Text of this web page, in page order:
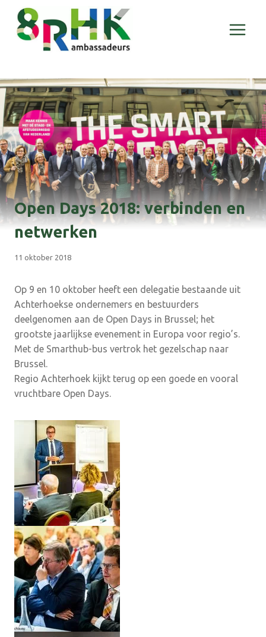
Doorgaan
naar
inhoud
Open Days 2018: verbinden en
netwerken
11 oktober 2018
Op 9 en 10 oktober heeft een delegatie bestaande uit
Achterhoekse ondernemers en bestuurders
deelgenomen aan de Open Days in Brussel; het
grootste jaarlijkse evenement in Europa voor regio’s.
Met de Smarthub-bus vertrok het gezelschap naar
Brussel.
Regio Achterhoek kijkt terug op een goede en vooral
vruchtbare Open Days.